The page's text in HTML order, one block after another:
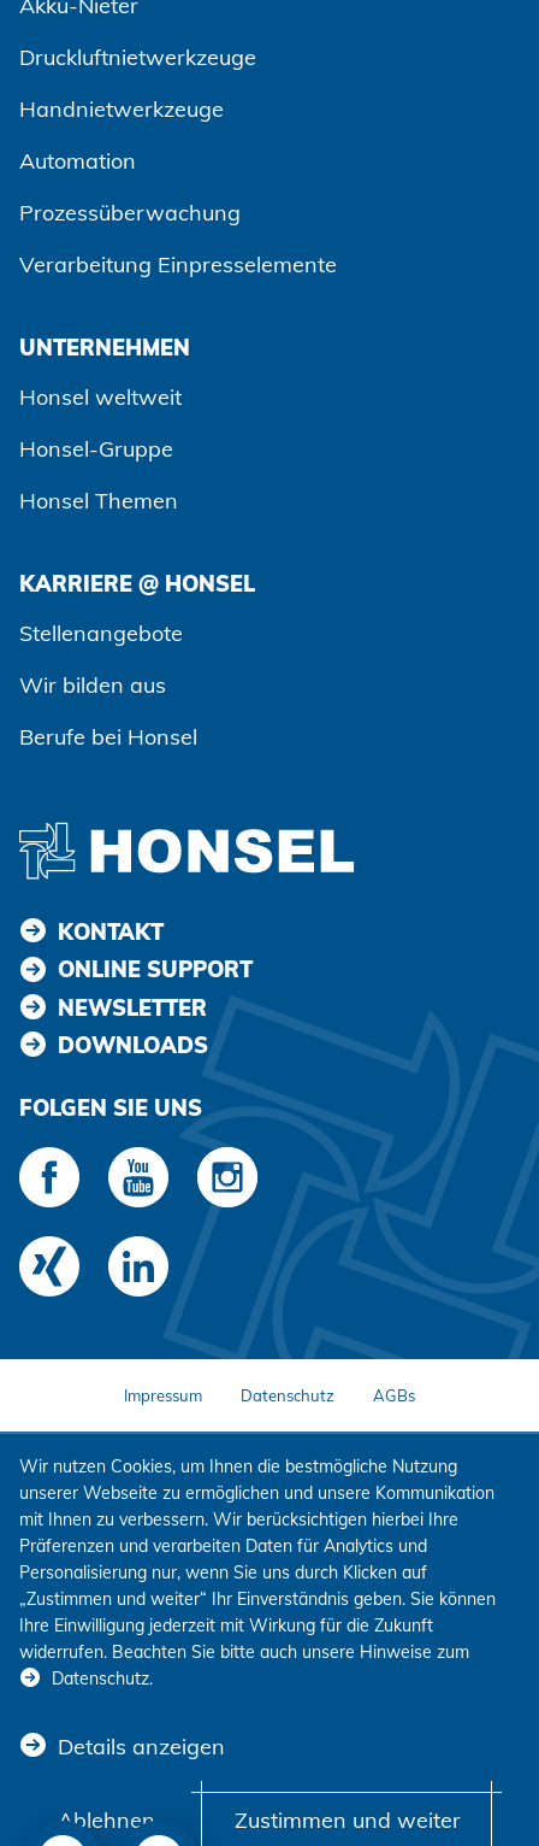
Akku-Nieter
Druckluftnietwerkzeuge
Handnietwerkzeuge
Automation
Prozessüberwachung
Verarbeitung Einpresselemente
UNTERNEHMEN
Honsel weltweit
Honsel-Gruppe
Honsel Themen
KARRIERE @ HONSEL
Stellenangebote
Wir bilden aus
Berufe bei Honsel
KONTAKT
ONLINE SUPPORT
NEWSLETTER
DOWNLOADS
FOLGEN SIE UNS
Impressum Datenschutz AGBs
Wir nutzen Cookies, um Ihnen die bestmögliche Nutzung
unserer Webseite zu ermöglichen und unsere Kommunikation
mit Ihnen zu verbessern. Wir berücksichtigen hierbei Ihre
Präferenzen und verarbeiten Daten für Analytics und
Personalisierung nur, wenn Sie uns durch Klicken auf
„Zustimmen und weiter“ Ihr Einverständnis geben. Sie können
Ihre Einwilligung jederzeit mit Wirkung für die Zukunft
widerrufen. Beachten Sie bitte auch unsere Hinweise zum
Datenschutz.
Details anzeigen
Ablehnen Zustimmen und weiter